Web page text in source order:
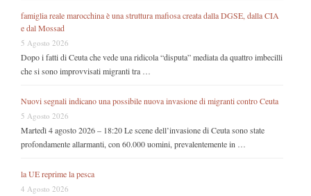
famiglia reale marocchina è una struttura mafiosa creata dalla DGSE, dalla CIA
e dal Mossad
5 Agosto 2026
Dopo i fatti di Ceuta che vede una ridicola “disputa” mediata da quattro imbecilli
che si sono improvvisati migranti tra …
Nuovi segnali indicano una possibile nuova invasione di migranti contro Ceuta
5 Agosto 2026
Martedì 4 agosto 2026 – 18:20 Le scene dell’invasione di Ceuta sono state
profondamente allarmanti, con 60.000 uomini, prevalentemente in …
la UE reprime la pesca
4 Agosto 2026